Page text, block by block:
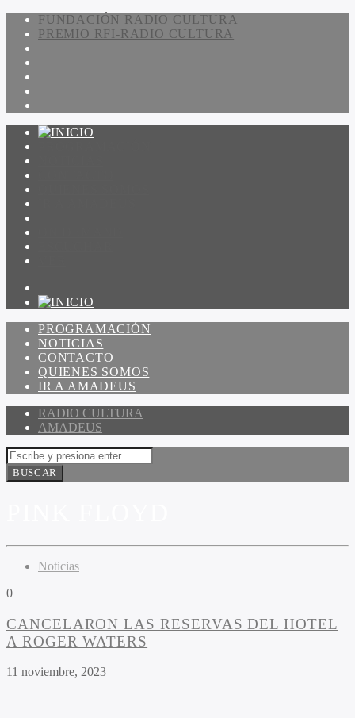
FUNDACIÓN RADIO CULTURA
PREMIO RFI-RADIO CULTURA
PROGRAMACIÓN
NOTICIAS
CONTACTO
QUIENES SOMOS
IR A AMADEUS
RADIO CULTURA
AMADEUS
Noticias
0
CANCELARON LAS RESERVAS DEL HOTEL
A ROGER WATERS
11 noviembre, 2023